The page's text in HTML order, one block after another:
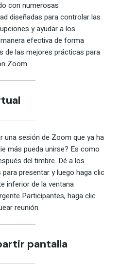
con numerosas
diseñadas para controlar las
y ayudar a los
efectiva de forma
de las mejores prácticas para
Zoom.
una sesión de Zoom que ya ha
más pueda unirse? Es como
del timbre. Dé a los
presentar y luego haga clic
inferior de la ventana
Participantes, haga clic
reunión.
pantalla